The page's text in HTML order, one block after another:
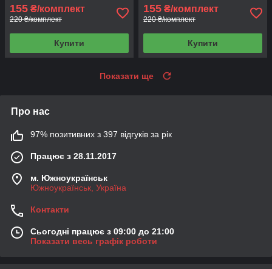
155 ₴/комплект
220 ₴/комплект
Купити
155 ₴/комплект
220 ₴/комплект
Купити
Показати ще
Про нас
97% позитивних з 397 відгуків за рік
Працює з 28.11.2017
м. Южноукраїнськ
Южноукраїнськ, Україна
Контакти
Сьогодні працює з 09:00 до 21:00
Показати весь графік роботи